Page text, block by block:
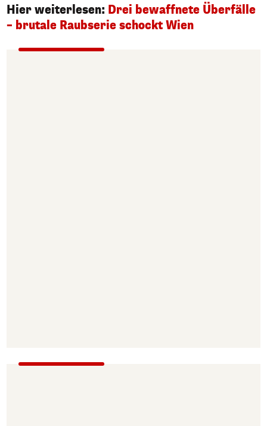
Hier weiterlesen: Drei bewaffnete Überfälle
– brutale Raubserie schockt Wien